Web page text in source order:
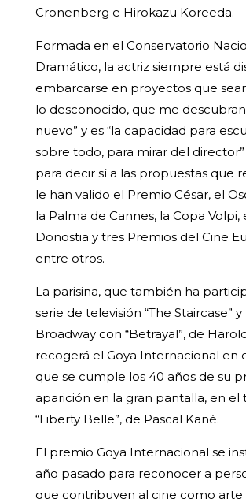
Cronenberg e Hirokazu Koreeda.
Formada en el Conservatorio
Dramático, la actriz siempre está
embarcarse en proyectos que
lo desconocido, que me
nuevo” y es “la capacidad para
sobre todo, para mirar del
para decir sí a las propuestas que
le han valido el Premio César, el
la Palma de Cannes, la Copa Volpi,
Donostia y tres Premios del Cine
entre otros.
La parisina, que también ha
serie de televisión “The Staircase” y
Broadway con “Betrayal”, de
recogerá el Goya Internacional en
que se cumple los 40 años de su
aparición en la gran pantalla, en el
“Liberty Belle”, de Pascal Kané.
El premio Goya Internacional se
año pasado para reconocer a
que contribuyen al cine como arte